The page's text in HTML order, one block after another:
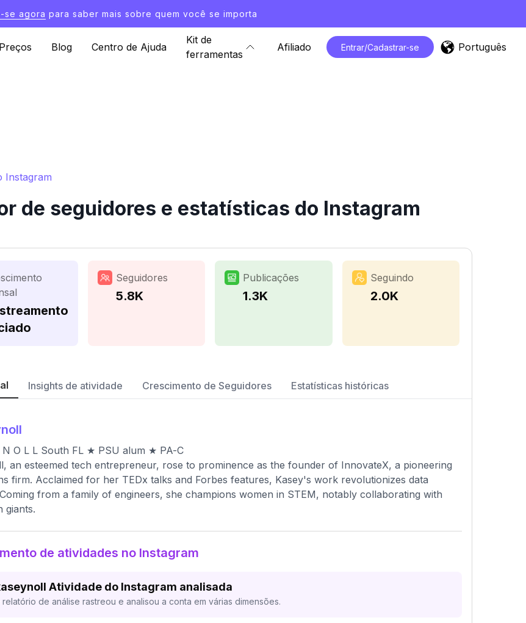
se agora para saber mais sobre quem você se importa
Preços Blog Centro de Ajuda
Kit de
ferramentas
Afiliado Entrar/Cadastrar-se Português
Instagram
de seguidores e estatísticas do Instagram
Seguidores
5.8K
Publicações
1.3K
Seguindo
2.0K
Insights de atividade Crescimento de Seguidores Estatísticas históricas
N O L L South FL ★ PSU alum ★ PA-C
an esteemed tech entrepreneur, rose to prominence as the founder of InnovateX, a pioneering
firm. Acclaimed for her TEDx talks and Forbes features, Kasey's work revolutionizes data
from a family of engineers, she champions women in STEM, notably collaborating with
giants.
de atividades no Instagram
Atividade do Instagram analisada
relatório de análise rastreou e analisou a conta em várias dimensões.